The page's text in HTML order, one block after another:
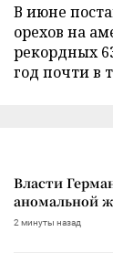
В июне
орехов на
рекордных
год почти в
Власти
аномальной
2 минуты назад